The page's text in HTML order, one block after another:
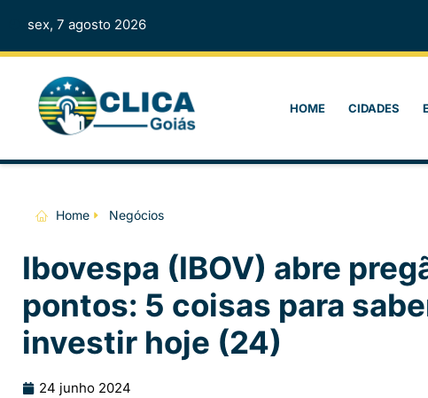
sex, 7 agosto 2026
HOME CIDADES
Home Negócios
Ibovespa (IBOV) abre
pontos: 5 coisas para
investir hoje (24)
24 junho 2024